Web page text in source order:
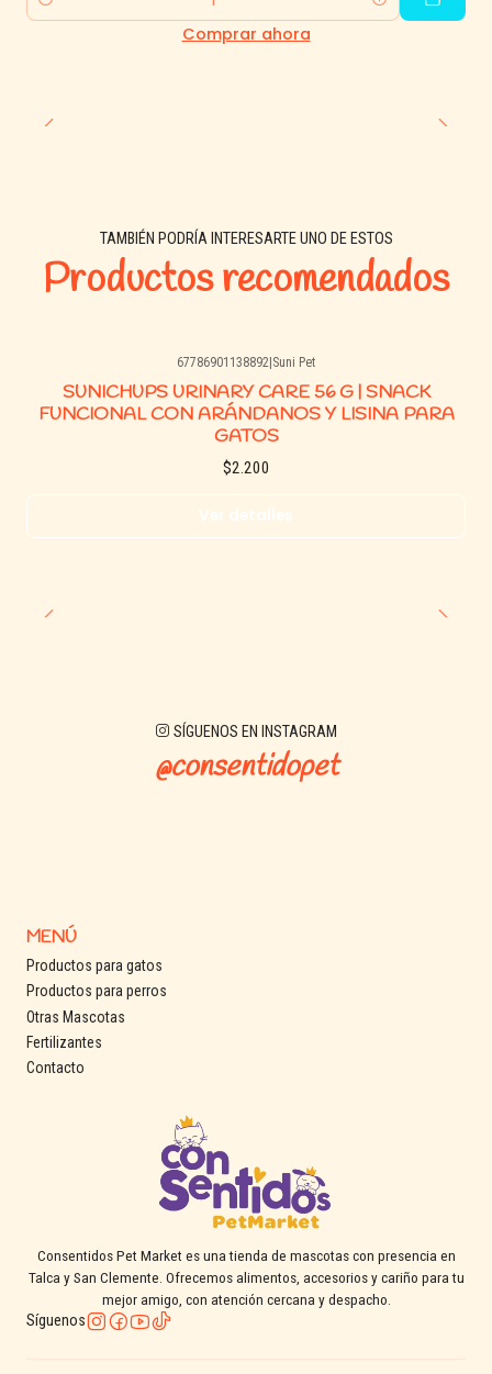
Cantidad
Comprar ahora
TAMBIÉN PODRÍA INTERESARTE UNO DE ESTOS
Productos recomendados
67786901138892 Suni Pet
SUNICHUPS URINARY CARE 56 G | SNACK
FUNCIONAL CON ARÁNDANOS Y LISINA PARA
GATOS
$2.200
Ver detalles
SÍGUENOS EN INSTAGRAM
@consentidopet
MENÚ
Productos para gatos
Productos para perros
Otras Mascotas
Fertilizantes
Contacto
Consentidos Pet Market es una tienda de mascotas con presencia en
Talca y San Clemente. Ofrecemos alimentos, accesorios y cariño para tu
mejor amigo, con atención cercana y despacho.
Síguenos